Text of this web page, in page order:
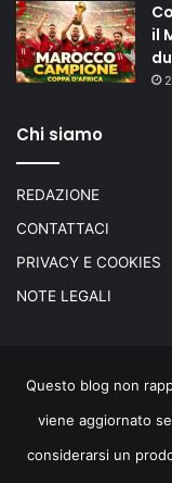
il
Chi siamo
REDAZIONE
CONTATTACI
PRIVACY E COOKIES
NOTE LEGALI
Questo blog non
viene aggiornato
considerarsi un